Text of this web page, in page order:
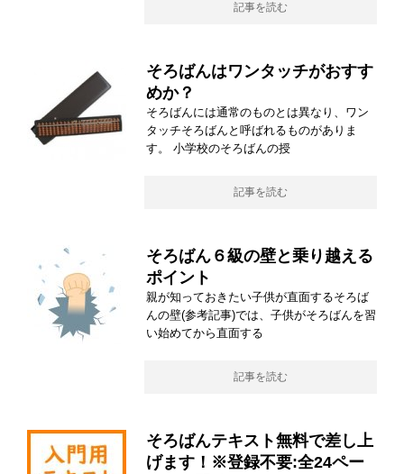
記事を読む
そろばんはワンタッチがおすす
めか？
そろばんには通常のものとは異なり、ワン
タッチそろばんと呼ばれるものがありま
す。 小学校のそろばんの授
記事を読む
そろばん６級の壁と乗り越える
ポイント
親が知っておきたい子供が直面するそろば
んの壁(参考記事)では、子供がそろばんを習
い始めてから直面する
記事を読む
そろばんテキスト無料で差し上
げます！※登録不要:全24ペー